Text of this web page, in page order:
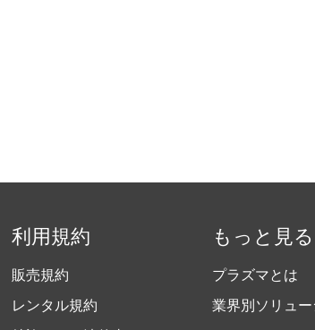
利用規約
販売規約
レンタル規約
もっと見る
プラズマとは
業界別ソリュ